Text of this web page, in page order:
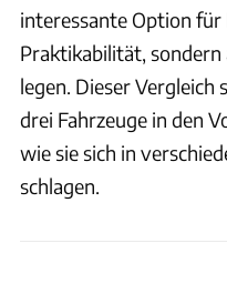
interessante Option
Praktikabilität,
legen. Dieser
drei Fahrzeuge in den
wie sie sich in
schlagen.